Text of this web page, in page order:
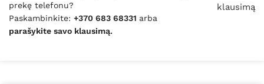
prekę telefonu?
Paskambinkite: +370 683 68331 arba
parašykite savo klausimą.
klausimą